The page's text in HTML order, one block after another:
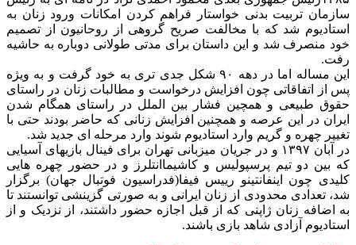
سازمان تربیت بدنی خواستار فراهم کردن امکانات ورود زنان به
استادیوم شد که با مخالفت صریح گروهی از روحانیون از تصمیم
خود منصرف شد و این داستان برای مدتی طولانی دوباره به حاشیه
رفت.
این مساله اما در دهه ۹۰ شکل جدی تری به خود گرفت و به ویژه
پس از اتفاقاتی چون افزایش درخواست و مطالبات زنان در راستای
حقوق طبیعی و همچین فشار بین الملل در راستای همگام شدن
ایران در این عرصه و همچنین افزایش زنانی که حاضر بودند حتی با
تغییر چهره و گریم وارد استادیوم شوند وارد مرحله ای جدید شد.
در آبان ۱۳۹۷ و در جریان میزبانی تهران برای فینال بازیهای آسیایی
که بین دو تیم پرسپولیس و کاشیماانتلرز و در حضور چهره هایی
کلیدی چون اینفانتینو رییس فیفا(فدراسیون فوتبال جهان) برگزار
شد، تعدادی محدودی از زنان ایرانی و به صورتی گزینشی توانستند تا
به اضافه زنان ژاپنی که از قبل اجازه حضور داشتند، از نزدیک و از
استادیوم آزادی شاهد بازی باشند.